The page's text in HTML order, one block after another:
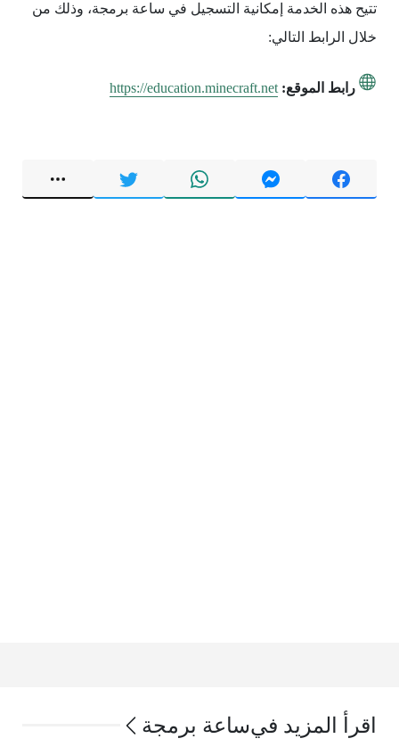
تتيح هذه الخدمة إمكانية التسجيل في ساعة برمجة، وذلك من
خلال الرابط التالي:
رابط الموقع: https://education.minecraft.net
اقرأ المزيد فيساعة برمجة